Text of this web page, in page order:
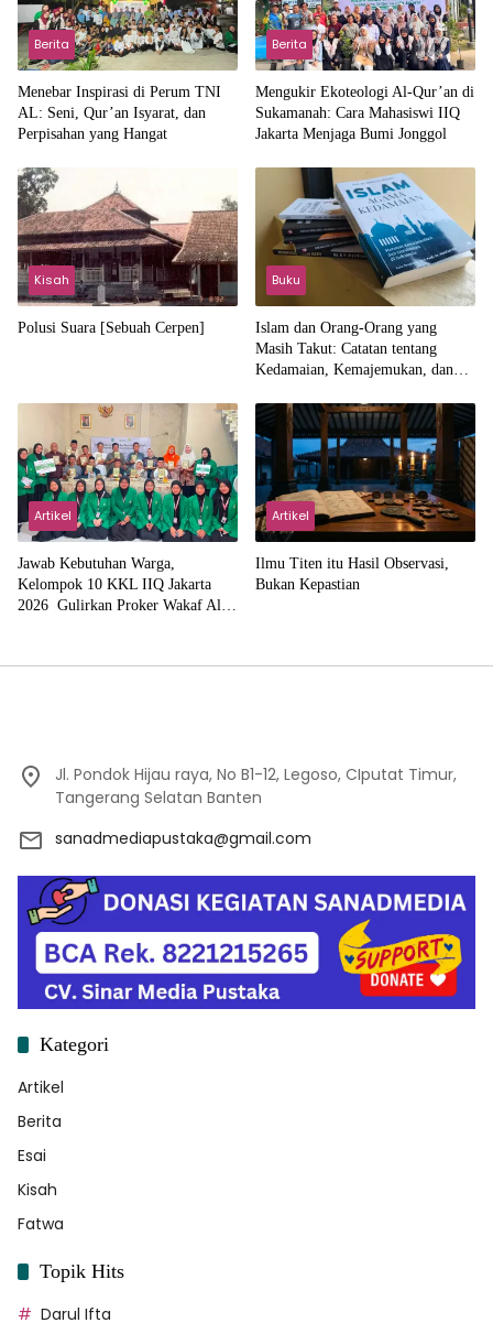
Berita
Menebar Inspirasi di Perum TNI
AL: Seni, Qur’an Isyarat, dan
Perpisahan yang Hangat
Berita
Mengukir Ekoteologi Al-Qur’an di
Sukamanah: Cara Mahasiswi IIQ
Jakarta Menjaga Bumi Jonggol
Kisah
Polusi Suara [Sebuah Cerpen]
Buku
Islam dan Orang-Orang yang
Masih Takut: Catatan tentang
Kedamaian, Kemajemukan, dan
Abdillah
Artikel
Jawab Kebutuhan Warga,
Kelompok 10 KKL IIQ Jakarta
2026 Gulirkan Proker Wakaf Al-
Artikel
Ilmu Titen itu Hasil Observasi,
Bukan Kepastian
Jl. Pondok Hijau raya, No B1-12, Legoso, CIputat Timur,
Tangerang Selatan Banten
sanadmediapustaka@gmail.com
Kategori
Artikel
Berita
Esai
Kisah
Fatwa
Topik Hits
Darul Ifta